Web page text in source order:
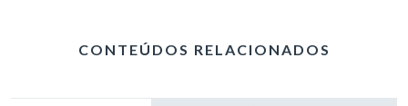
CONTEÚDOS RELACIONADOS